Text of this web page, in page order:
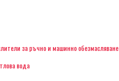
за ръчно и машинно обeзмасляване
вода